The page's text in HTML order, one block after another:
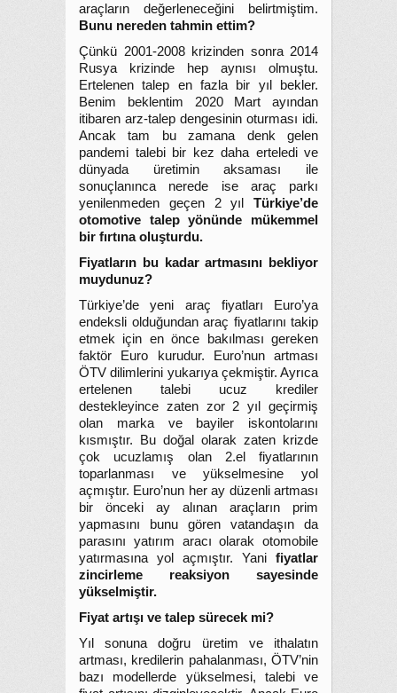
araçların değerleneceğini belirtmiştim.
Bunu nereden tahmin ettim?
Çünkü 2001-2008 krizinden sonra 2014
Rusya krizinde hep aynısı olmuştu.
Ertelenen talep en fazla bir yıl bekler.
Benim beklentim 2020 Mart ayından
itibaren arz-talep dengesinin oturması idi.
Ancak tam bu zamana denk gelen
pandemi talebi bir kez daha erteledi ve
dünyada üretimin aksaması ile
sonuçlanınca nerede ise araç parkı
yenilenmeden geçen 2 yıl Türkiye’de
otomotive talep yönünde mükemmel
bir fırtına oluşturdu.
Fiyatların bu kadar artmasını bekliyor
muydunuz?
Türkiye’de yeni araç fiyatları Euro’ya
endeksli olduğundan araç fiyatlarını takip
etmek için en önce bakılması gereken
faktör Euro kurudur. Euro’nun artması
ÖTV dilimlerini yukarıya çekmiştir. Ayrıca
ertelenen talebi ucuz krediler
destekleyince zaten zor 2 yıl geçirmiş
olan marka ve bayiler iskontolarını
kısmıştır. Bu doğal olarak zaten krizde
çok ucuzlamış olan 2.el fiyatlarının
toparlanması ve yükselmesine yol
açmıştır. Euro’nun her ay düzenli artması
bir önceki ay alınan araçların prim
yapmasını bunu gören vatandaşın da
parasını yatırım aracı olarak otomobile
yatırmasına yol açmıştır. Yani fiyatlar
zincirleme reaksiyon sayesinde
yükselmiştir.
Fiyat artışı ve talep sürecek mi?
Yıl sonuna doğru üretim ve ithalatın
artması, kredilerin pahalanması, ÖTV’nin
bazı modellerde yükselmesi, talebi ve